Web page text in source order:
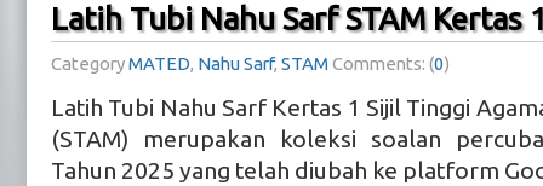
Latih Tubi Nahu Sarf STAM Kertas
CategoryMATED, Nahu Sarf, STAM Comments: (0)
Latih Tubi Nahu Sarf Kertas 1 Sijil Tinggi
(STAM) merupakan koleksi soalan
Tahun 2025 yang telah diubah ke platform